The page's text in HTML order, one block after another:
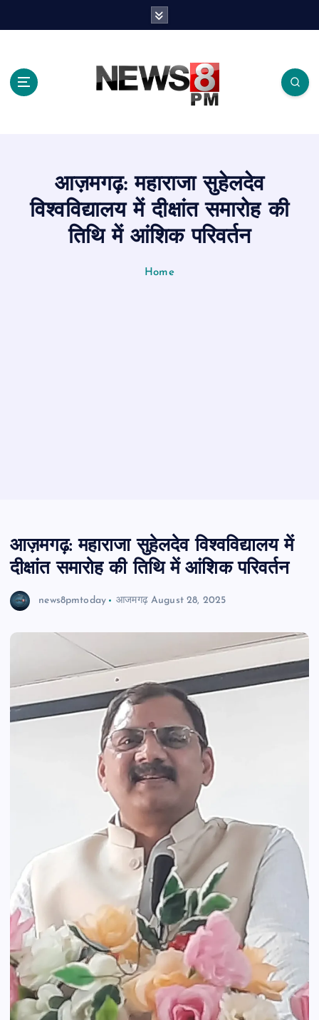
आज़मगढ़: महाराजा सुहेलदेव
विश्वविद्यालय में दीक्षांत समारोह की
तिथि में आंशिक परिवर्तन
Home
आज़मगढ़: महाराजा सुहेलदेव विश्वविद्यालय में
दीक्षांत समारोह की तिथि में आंशिक परिवर्तन
news8pmtoday आजमगढ़ August 28, 2025